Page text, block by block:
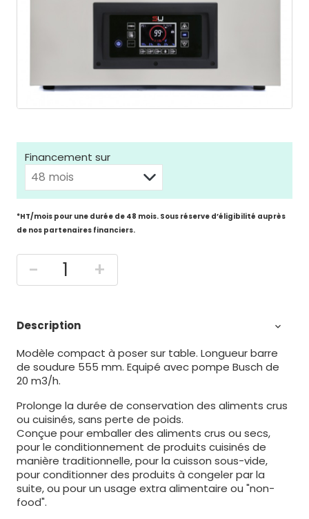
Financement sur
*HT/mois pour une durée de 48 mois. Sous réserve d’éligibilité auprès
de nos partenaires financiers.
- +
Description 
Modèle compact à poser sur table. Longueur barre
de soudure 555 mm. Equipé avec pompe Busch de
20 m3/h.
Prolonge la durée de conservation des aliments crus
ou cuisinés, sans perte de poids.
Conçue pour emballer des aliments crus ou secs,
pour le conditionnement de produits cuisinés de
manière traditionnelle, pour la cuisson sous-vide,
pour conditionner des produits à congeler par la
suite, ou pour un usage extra alimentaire ou "non-
food".